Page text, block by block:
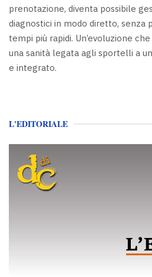
prenotazione, diventa possibile
diagnostici in modo diretto, senza
tempi più rapidi. Un’evoluzione
una sanità legata agli sportelli a
e integrato.
L'EDITORIALE